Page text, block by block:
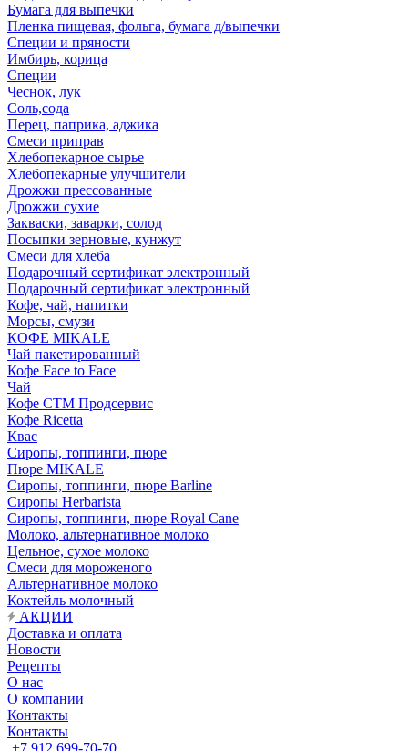
Бумага для выпечки
Пленка пищевая, фольга, бумага д/выпечки
Специи и пряности
Имбирь, корица
Специи
Чеснок, лук
Соль,сода
Перец, паприка, аджика
Смеси приправ
Хлебопекарное сырье
Хлебопекарные улучшители
Дрожжи прессованные
Дрожжи сухие
Закваски, заварки, солод
Посыпки зерновые, кунжут
Смеси для хлеба
Подарочный сертификат электронный
Подарочный сертификат электронный
Кофе, чай, напитки
Морсы, смузи
КОФЕ MIKALE
Чай пакетированный
Кофе Face to Face
Чай
Кофе СТМ Продсервис
Кофе Ricetta
Квас
Сиропы, топпинги, пюре
Пюре MIKALE
Сиропы, топпинги, пюре Barline
Сиропы Herbarista
Сиропы, топпинги, пюре Royal Cane
Молоко, альтернативное молоко
Цельное, сухое молоко
Смеси для мороженого
Альтернативное молоко
Коктейль молочный
АКЦИИ
Доставка и оплата
Новости
Рецепты
О нас
О компании
Контакты
Контакты
+7 912 699-70-70